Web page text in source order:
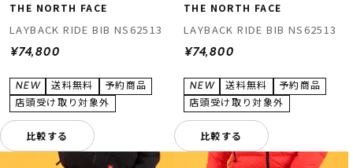
THE NORTH FACE
LAYBACK RIDE BIB NS62513
¥74,800
比較する
THE NORTH FACE
LAYBACK RIDE BIB NS62513
¥74,800
比較する